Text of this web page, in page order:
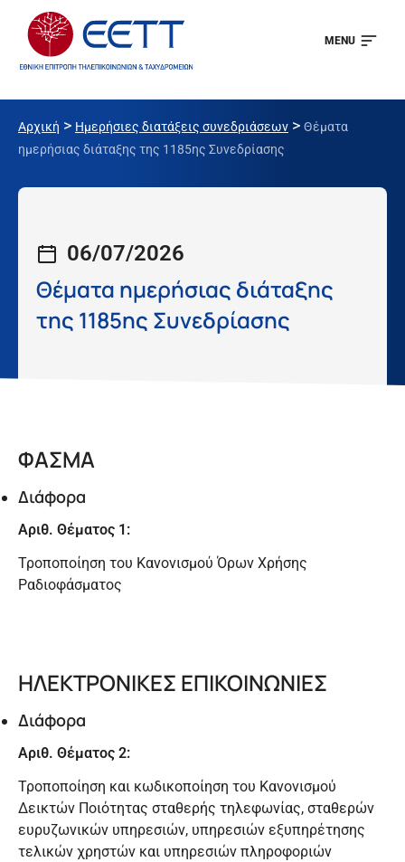
MENU
Αρχική > Ημερήσιες διατάξεις συνεδριάσεων > Θέματα
ημερήσιας διάταξης της 1185ης Συνεδρίασης
06/07/2026
Θέματα ημερήσιας διάταξης
της 1185ης Συνεδρίασης
ΦΑΣΜΑ
Διάφορα
Αριθ. Θέματος 1:
Τροποποίηση του Κανονισμού Όρων Χρήσης
Ραδιοφάσματος
ΗΛΕΚΤΡΟΝΙΚΕΣ ΕΠΙΚΟΙΝΩΝΙΕΣ
Διάφορα
Αριθ. Θέματος 2:
Τροποποίηση και κωδικοποίηση του Κανονισμού
Δεικτών Ποιότητας σταθερής τηλεφωνίας, σταθερών
ευρυζωνικών υπηρεσιών, υπηρεσιών εξυπηρέτησης
τελικών χρηστών και υπηρεσιών πληροφοριών